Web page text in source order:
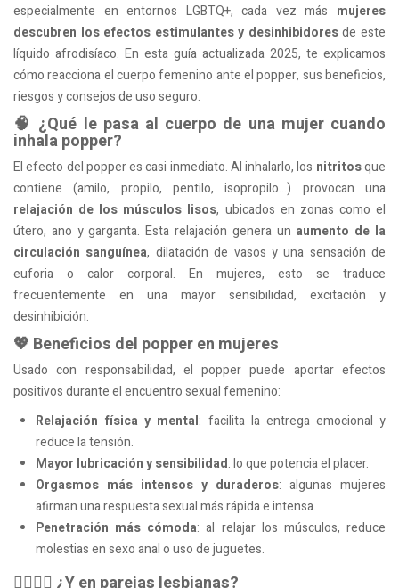
especialmente en entornos LGBTQ+, cada vez más mujeres
descubren los efectos estimulantes y desinhibidoresde este
líquido afrodisíaco. En esta guía actualizada 2025, te explicamos
cómo reacciona el cuerpo femenino ante el popper, sus beneficios,
riesgos y consejos de uso seguro.
🧠 ¿Qué le pasa al cuerpo de una mujer cuando
inhala popper?
El efecto del popper es casi inmediato. Al inhalarlo, los nitritosque
contiene (amilo, propilo, pentilo, isopropilo…) provocan una
relajación de los músculos lisos, ubicados en zonas como el
útero, ano y garganta. Esta relajación genera un aumento de la
circulación sanguínea, dilatación de vasos y una sensación de
euforia o calor corporal. En mujeres, esto se traduce
frecuentemente en una mayor sensibilidad, excitación y
desinhibición.
💖 Beneficios del popper en mujeres
Usado con responsabilidad, el popper puede aportar efectos
positivos durante el encuentro sexual femenino:
Relajación física y mental: facilita la entrega emocional y
reduce la tensión.
Mayor lubricación y sensibilidad: lo que potencia el placer.
Orgasmos más intensos y duraderos: algunas mujeres
afirman una respuesta sexual más rápida e intensa.
Penetración más cómoda: al relajar los músculos, reduce
molestias en sexo anal o uso de juguetes.
👩‍❤️‍💋‍👩 ¿Y en parejas lesbianas?